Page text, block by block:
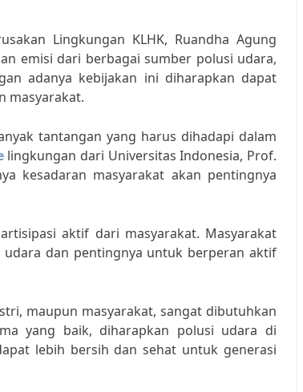
Lingkungan KLHK, Ruandha Agung
emisi dari berbagai sumber polusi udara,
adanya kebijakan ini diharapkan dapat
masyarakat.
tantangan yang harus dihadapi dalam
lingkungan dari Universitas Indonesia, Prof.
kesadaran masyarakat akan pentingnya
aktif dari masyarakat. Masyarakat
dan pentingnya untuk berperan aktif
maupun masyarakat, sangat dibutuhkan
yang baik, diharapkan polusi udara di
lebih bersih dan sehat untuk generasi